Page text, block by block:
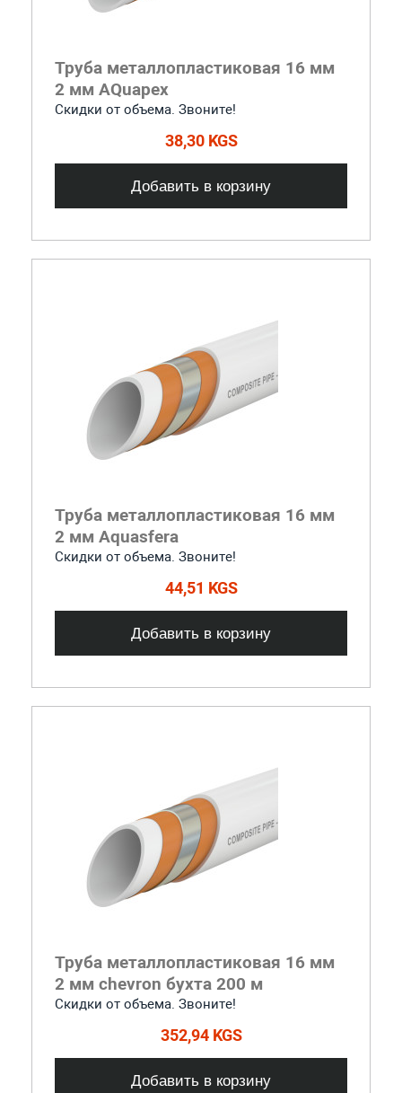
Труба металлопластиковая 16 мм
2 мм AQuapex
Скидки от объема. Звоните!
38,30 KGS
Добавить в корзину
Труба металлопластиковая 16 мм
2 мм Aquasfera
Скидки от объема. Звоните!
44,51 KGS
Добавить в корзину
Труба металлопластиковая 16 мм
2 мм chevron бухта 200 м
Скидки от объема. Звоните!
352,94 KGS
Добавить в корзину